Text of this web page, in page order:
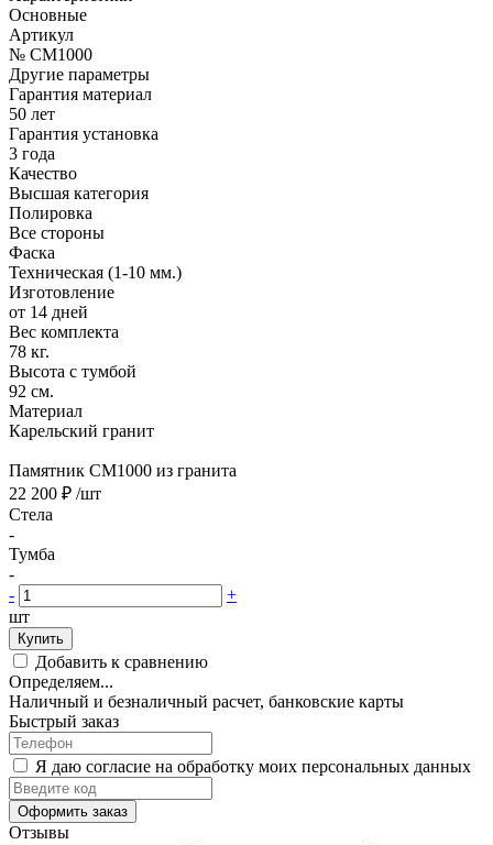
Основные
Артикул
№ CM1000
Другие параметры
Гарантия материал
50 лет
Гарантия установка
3 года
Качество
Высшая категория
Полировка
Все стороны
Фаска
Техническая (1-10 мм.)
Изготовление
от 14 дней
Вес комплекта
78 кг.
Высота с тумбой
92 см.
Материал
Карельский гранит
Памятник CM1000 из гранита
22 200 ₽ /шт
Стела
-
Тумба
-
-
+
шт
Купить
Добавить к сравнению
Определяем...
Наличный и безналичный расчет, банковские карты
Быстрый заказ
Я даю согласие на обработку моих персональных данных
Оформить заказ
Отзывы